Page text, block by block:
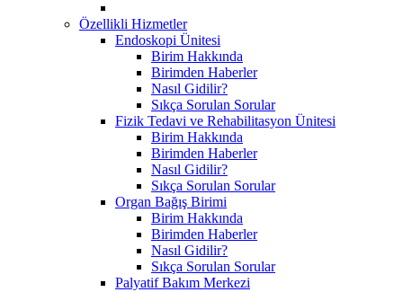
Özellikli Hizmetler
Endoskopi Ünitesi
Birim Hakkında
Birimden Haberler
Nasıl Gidilir?
Sıkça Sorulan Sorular
Fizik Tedavi ve Rehabilitasyon Ünitesi
Birim Hakkında
Birimden Haberler
Nasıl Gidilir?
Sıkça Sorulan Sorular
Organ Bağış Birimi
Birim Hakkında
Birimden Haberler
Nasıl Gidilir?
Sıkça Sorulan Sorular
Palyatif Bakım Merkezi